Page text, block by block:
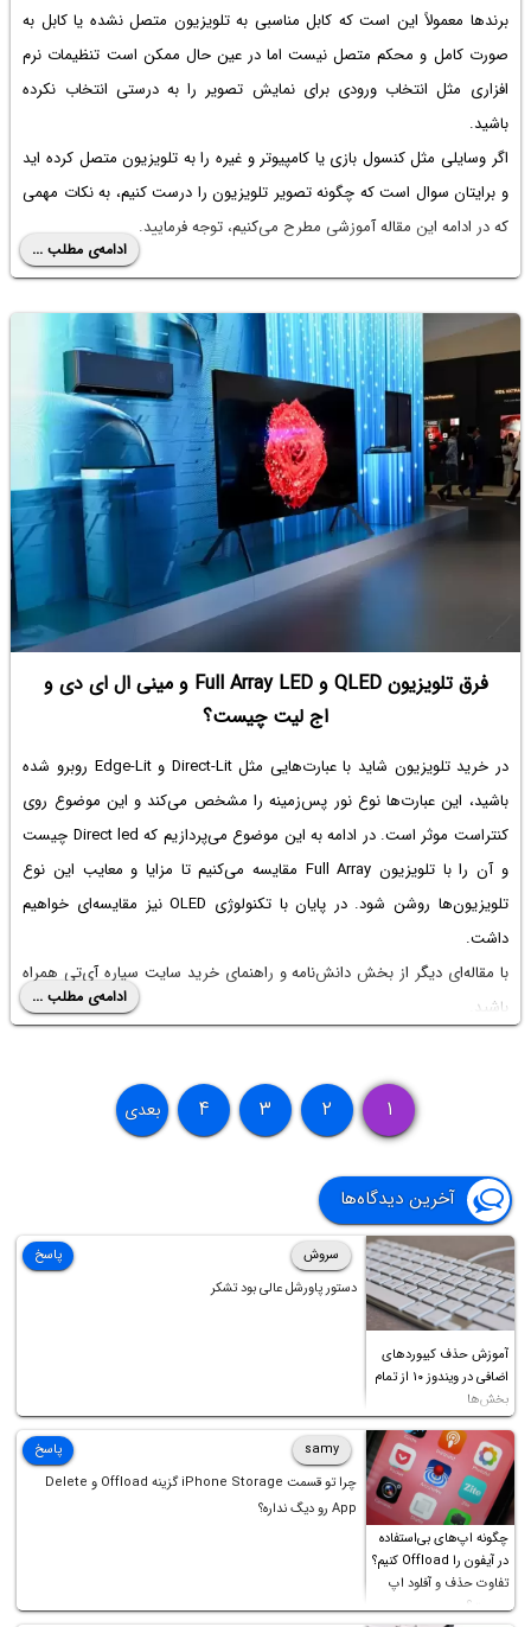
برندها معمولاً این است که کابل مناسبی به تلویزیون متصل نشده یا کابل به
صورت کامل و محکم متصل نیست اما در عین حال ممکن است تنظیمات نرم
افزاری مثل انتخاب ورودی برای نمایش تصویر را به درستی انتخاب نکرده
باشید.
اگر وسایلی مثل کنسول بازی یا کامپیوتر و غیره را به تلویزیون متصل کرده اید
و برایتان سوال است که چگونه تصویر تلویزیون را درست کنیم، به نکات مهمی
که در ادامه این مقاله آموزشی مطرح می‌کنیم، توجه فرمایید.
ادامه‌ی مطلب ...
فرق تلویزیون QLED و Full Array LED و مینی ال ای دی و
اج لیت چیست؟
در خرید تلویزیون شاید با عبارت‌هایی مثل Direct-Lit و Edge-Lit روبرو شده
باشید، این عبارت‌ها نوع نور پس‌زمینه را مشخص می‌کند و این موضوع روی
کنتراست موثر است. در ادامه به این موضوع می‌پردازیم که Direct led چیست
و آن را با تلویزیون Full Array مقایسه می‌کنیم تا مزایا و معایب این نوع
تلویزیون‌ها روشن شود. در پایان با تکنولوژی OLED نیز مقایسه‌ای خواهیم
داشت.
با مقاله‌ای دیگر از بخش دانش‌نامه و راهنمای خرید سایت سیاره آی‌تی همراه
باشید.
ادامه‌ی مطلب ...
۱ ۲ ۳ ۴ بعدی
آخرین دیدگاه‌ها
آموزش حذف کیبوردهای
اضافی در ویندوز ۱۰ از تمام
بخش‌ها
سروش
دستور پاورشل عالی بود تشکر
پاسخ
چگونه اپ‌های بی‌استفاده
در آیفون را Offload کنیم؟
تفاوت حذف و آفلود اپ
چیست؟
samy
چرا تو قسمت iPhone Storage گزینه Offload و Delete
App رو دیگ نداره؟
پاسخ